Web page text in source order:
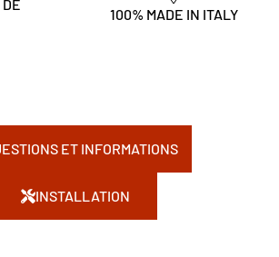
100% MADE IN ITALY
ET INFORMATIONS
INSTALLATION